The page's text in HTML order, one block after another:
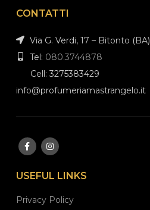
CONTATTI
Via G. Verdi, 17 – Bitonto (BA)
Tel: 080.3744878
Cell: 3275383429
info@profumeriamastrangelo.it
USEFUL LINKS
Privacy Policy